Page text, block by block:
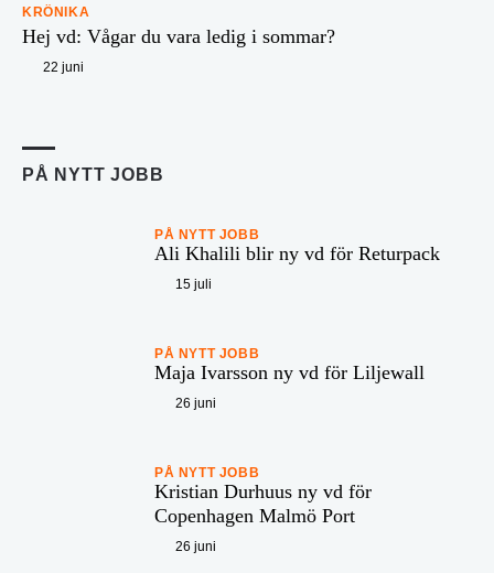
KRÖNIKA
Hej vd: Vågar du vara ledig i sommar?
22 juni
PÅ NYTT JOBB
PÅ NYTT JOBB
Ali Khalili blir ny vd för Returpack
15 juli
PÅ NYTT JOBB
Maja Ivarsson ny vd för Liljewall
26 juni
PÅ NYTT JOBB
Kristian Durhuus ny vd för
Copenhagen Malmö Port
26 juni